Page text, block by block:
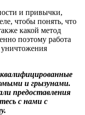
и привычки,
чтобы понять, что
какой метод
поэтому работа
уничтожения
и грызунами.
предоставления
с нами с